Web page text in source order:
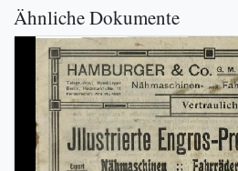
Ähnliche Dokumente